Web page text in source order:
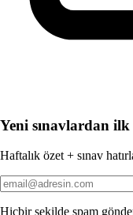
Yeni sınavlardan
Haftalık özet + sınav
Hiçbir şekilde spam